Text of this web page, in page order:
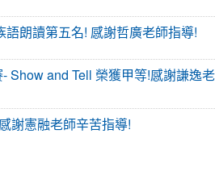
朗讀第五名! 感謝哲廣老師指導!
Show and Tell 榮獲甲等!感謝謙逸
謝憲融老師辛苦指導!